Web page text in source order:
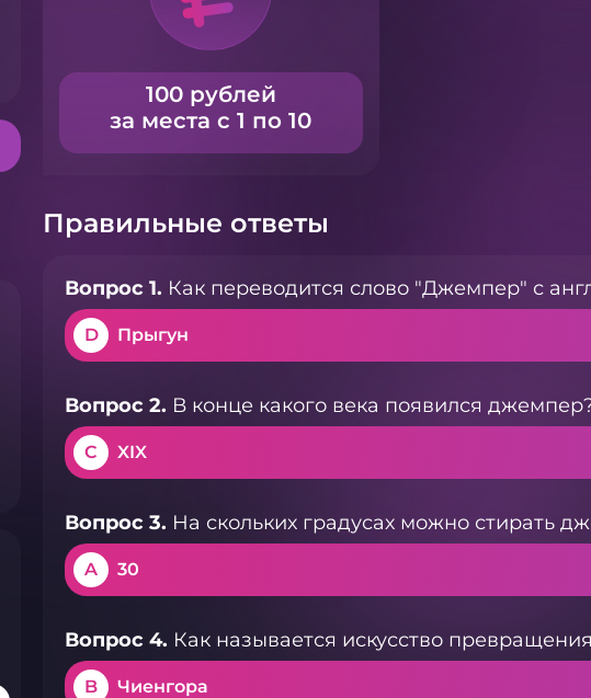
100 рублей
за места с 1 по 10
Правильные ответы
Вопрос 1. Как переводится слово "Джемпер" с
D Прыгун
Вопрос 2. В конце какого века появился
C XIX
Вопрос 3. На скольких градусах можно стирать
A 30
Вопрос 4. Как называется искусство
B Чиенгора